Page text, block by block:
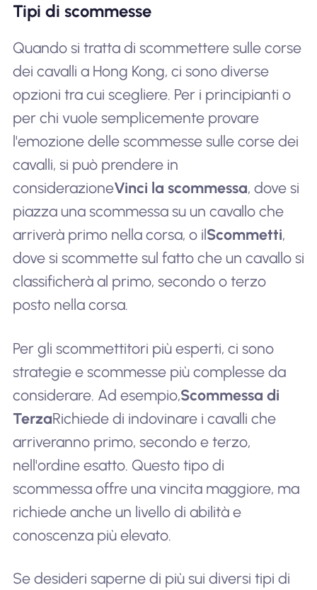
Tipi di scommesse
Quando si tratta di scommettere sulle corse
dei cavalli a Hong Kong, ci sono diverse
opzioni tra cui scegliere. Per i principianti o
per chi vuole semplicemente provare
l'emozione delle scommesse sulle corse dei
cavalli, si può prendere in
considerazioneVinci la scommessa, dove si
piazza una scommessa su un cavallo che
arriverà primo nella corsa, o ilScommetti,
dove si scommette sul fatto che un cavallo si
classificherà al primo, secondo o terzo
posto nella corsa.
Per gli scommettitori più esperti, ci sono
strategie e scommesse più complesse da
considerare. Ad esempio,Scommessa di
TerzaRichiede di indovinare i cavalli che
arriveranno primo, secondo e terzo,
nell'ordine esatto. Questo tipo di
scommessa offre una vincita maggiore, ma
richiede anche un livello di abilità e
conoscenza più elevato.
Se desideri saperne di più sui diversi tipi di